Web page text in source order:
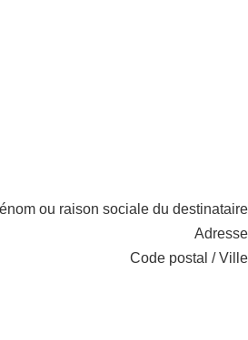
ou raison sociale du destinataire
Adresse
Code postal / Ville